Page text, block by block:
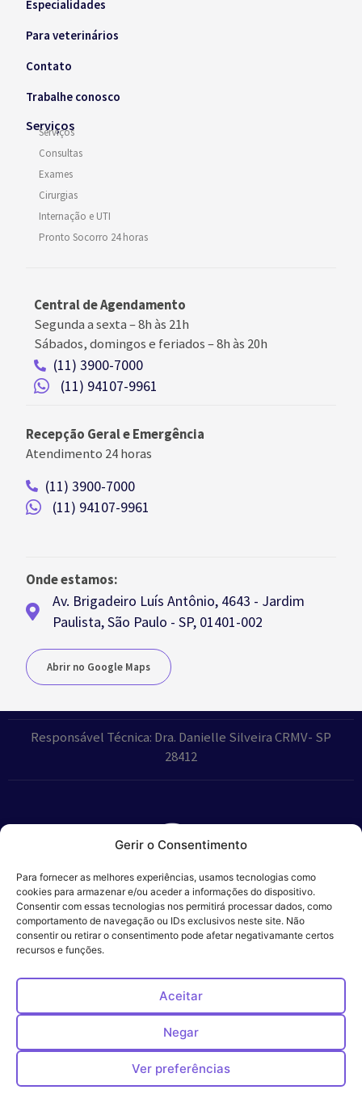
Gerir o Consentimento
Para fornecer as melhores experiências, usamos tecnologias como
cookies para armazenar e/ou aceder a informações do dispositivo.
Consentir com essas tecnologias nos permitirá processar dados, como
comportamento de navegação ou IDs exclusivos neste site. Não
consentir ou retirar o consentimento pode afetar negativamante certos
recursos e funções.
Aceitar
Negar
Ver preferências
Especialidades
Para veterinários
Contato
Trabalhe conosco
Serviços
Serviços
Consultas
Exames
Cirurgias
Internação e UTI
Pronto Socorro 24 horas
Central de Agendamento
Segunda a sexta –8h às 21h
Sábados, domingos e feriados–8h às 20h
(11) 3900-7000
(11) 94107-9961
Recepção Geral e Emergência
Atendimento 24 horas
(11) 3900-7000
(11) 94107-9961
Onde estamos:
Av. Brigadeiro Luís Antônio, 4643 - Jardim
Paulista, São Paulo - SP, 01401-002
Abrir no Google Maps
Responsável Técnica: Dra. Danielle Silveira CRMV- SP
28412
Parceiros:
Veros – Hospital
Ética